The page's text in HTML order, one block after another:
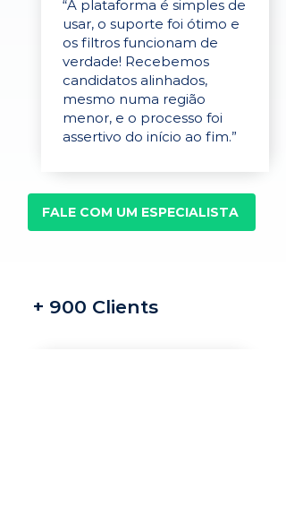
“A plataforma é simples de
usar, o suporte foi ótimo e
os filtros funcionam de
verdade! Recebemos
candidatos alinhados,
mesmo numa região
menor, e o processo foi
assertivo do início ao fim.”
FALE COM UM ESPECIALISTA
+ 900 Clients